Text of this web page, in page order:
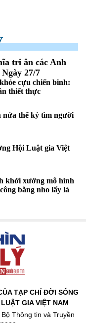
TẠP CHÍ ĐỜI SỐNG
GIA VIỆT NAM
Thông tin và Truyền